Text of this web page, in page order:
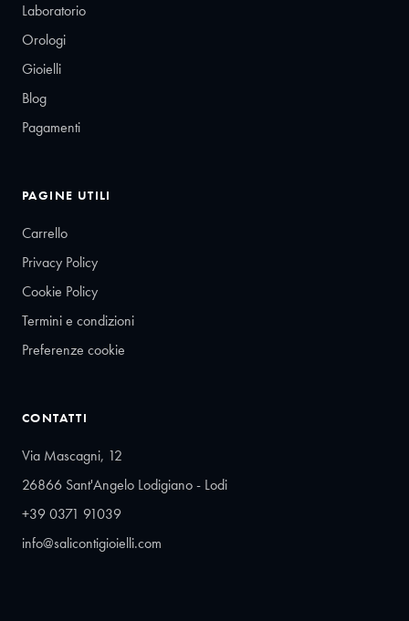
Laboratorio
Orologi
Gioielli
Blog
Pagamenti
PAGINE UTILI
Carrello
Privacy Policy
Cookie Policy
Termini e condizioni
Preferenze cookie
CONTATTI
Via Mascagni, 12
26866 Sant'Angelo Lodigiano - Lodi
+39 0371 91039
info@salicontigioielli.com